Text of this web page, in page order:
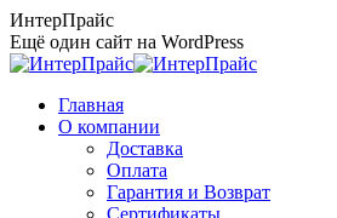
Перейти
к
содержанию
ИнтерПрайс
Ещё один сайт на WordPress
Главная
О компании
Доставка
Оплата
Гарантия и Возврат
Сертификаты